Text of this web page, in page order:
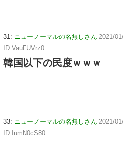
31: ニューノーマルの名無しさん 2021/
ID:VauFUVrz0
韓国以下の民度ｗｗｗ
33: ニューノーマルの名無しさん 2021/
ID:IumN0cS80